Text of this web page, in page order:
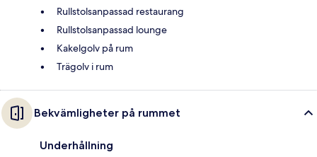
Rullstolsanpassad restaurang
Rullstolsanpassad lounge
Kakelgolv på rum
Trägolv i rum
Bekvämligheter på rummet
Underhållning